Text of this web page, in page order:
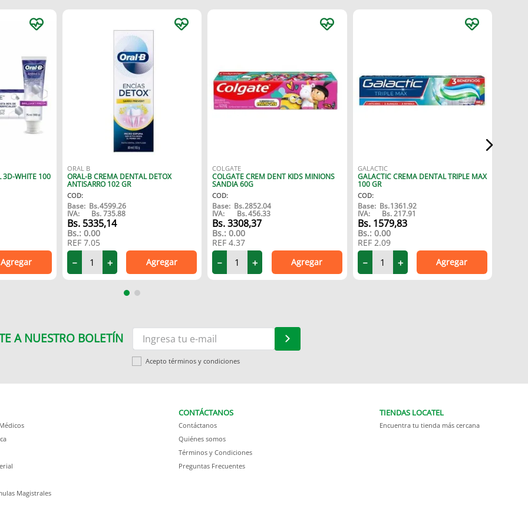
3D-WHITE 100
Agregar
ORAL B
ORAL-B CREMA DENTAL DETOX
ANTISARRO 102 GR
COD:
Base: Bs.4599.26
IVA: Bs.735.88
5335,14
Bs.: 0.00
REF 7.05
＋
－ Agregar
COLGATE
COLGATE CREM DENT KIDS MINIONS
SANDIA 60G
COD:
Base: Bs.2852.04
IVA: Bs.456.33
3308,37
Bs.: 0.00
REF4.37
＋
－ Agregar
GALACTIC
GALACTIC CREMA DENTAL TRIPLE MAX
100 GR
COD:
Base: Bs.1361.92
IVA: Bs.217.91
1579,83
Bs.: 0.00
REF 2.09
＋
－ Agregar
A NUESTRO BOLETÍN
Acepto términos y condiciones
Magistrales
CONTÁCTANOS
Contáctanos
Quiénes somos
Términos y Condiciones
Preguntas Frecuentes
TIENDAS LOCATEL
Encuentra tu tienda más cercana